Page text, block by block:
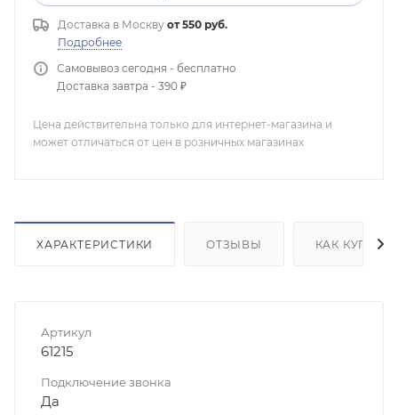
Доставка в Москву от 550 руб.
Подробнее
Самовывоз сегодня - бесплатно
Доставка завтра - 390 ₽
Цена действительна только для интернет-магазина и
может отличаться от цен в розничных магазинах
ХАРАКТЕРИСТИКИ ОТЗЫВЫ КАК КУПИТЬ
Артикул
61215
Подключение звонка
Да